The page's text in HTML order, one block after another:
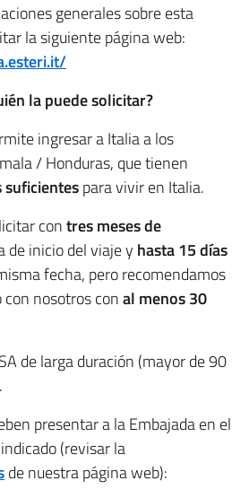
generales sobre esta
la siguiente página web:
la puede solicitar?
ingresar a Italia a los
/ Honduras, que tienen
suficientespara vivir en Italia.
contres meses de
de inicio del viaje y hasta 15 días
fecha, pero recomendamos
nosotros conal menos 30
de larga duración (mayor de 90
presentar a la Embajada en el
(revisar la
de nuestra página web):